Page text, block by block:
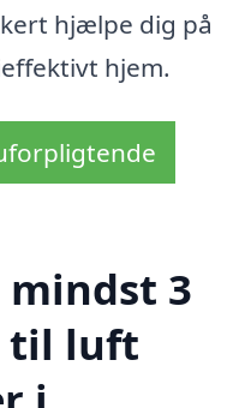
hjælpe dig på
hjem.
3
til luft